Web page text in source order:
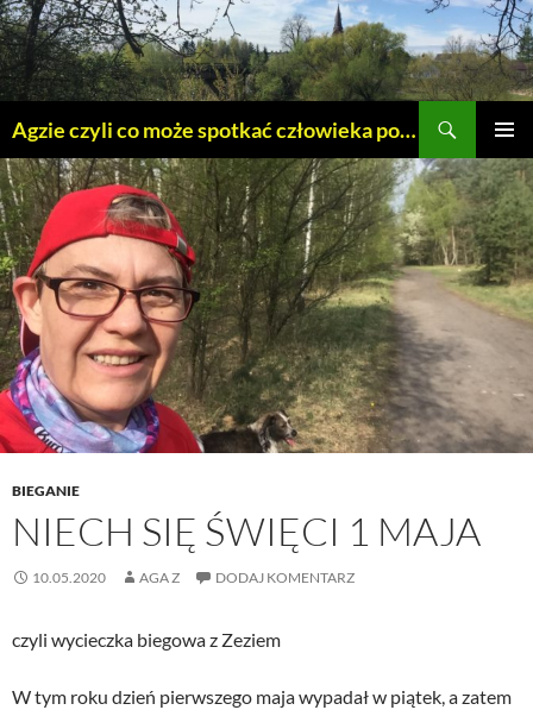
Agzie czyli co może spotkać człowieka po 45 – tce.
MENU
DO
TREŚCI
BIEGANIE
NIECH SIĘ ŚWIĘCI 1 MAJA
10.05.2020 AGA Z DODAJ KOMENTARZ
czyli wycieczka biegowa z Zeziem
W tym roku dzień pierwszego maja wypadał w piątek, a zatem